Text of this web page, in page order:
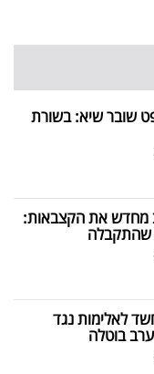
שובר שיא: בשורת
מחדש את הקצבאות:
שהתקבלה
לאלימות נגד
בוטלה